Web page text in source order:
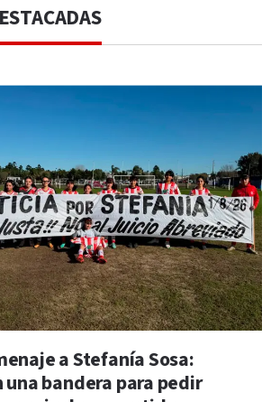
a Stefanía Sosa:
una bandera para pedir